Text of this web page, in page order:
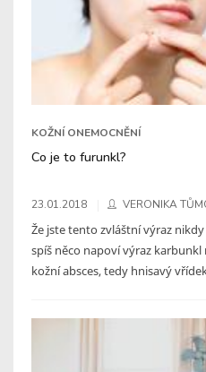
KOŽNÍ ONEMOCNĚNÍ
Co je to furunkl?
23.01.2018 VERONIKA
Že jste tento zvláštní výraz
spíš něco napoví výraz karbunkl
kožní absces, tedy hnisavý